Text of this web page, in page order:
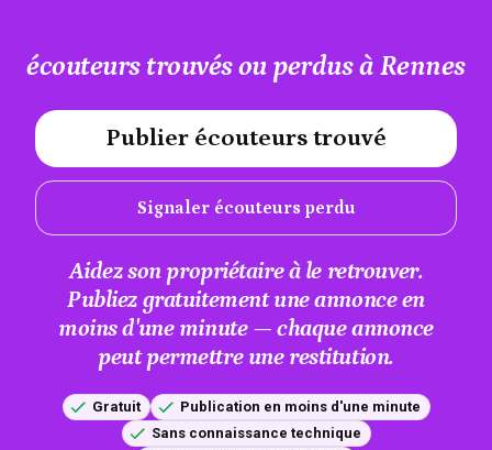
écouteurs trouvés ou perdus à Rennes
Publier écouteurs trouvé
Signaler écouteurs perdu
#A12AEB
Aidez son propriétaire à le retrouver.
Publiez gratuitement une annonce en
moins d'une minute — chaque annonce
peut permettre une restitution.
Gratuit
Publication en moins d'une minute
Sans connaissance technique